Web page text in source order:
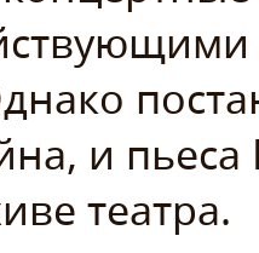
и пьеса
театра.